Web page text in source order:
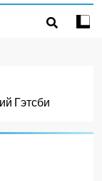
Гэтсби